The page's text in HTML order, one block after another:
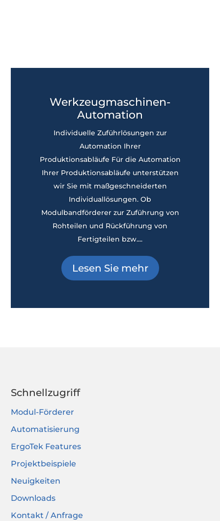
Werkzeugmaschinen-
Automation
Individuelle Zuführlösungen zur
Automation Ihrer
Produktionsabläufe Für die Automation
Ihrer Produktionsabläufe unterstützen
wir Sie mit maßgeschneiderten
Individuallösungen. Ob
Modulbandförderer zur Zuführung von
Rohteilen und Rückführung von
Fertigteilen bzw....
Lesen Sie mehr
Schnellzugriff
Modul-Förderer
Automatisierung
ErgoTek Features
Projektbeispiele
Neuigkeiten
Downloads
Kontakt / Anfrage